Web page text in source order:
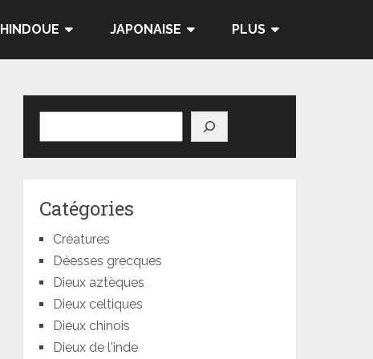
HINDOUE JAPONAISE PLUS
Catégories
Créatures
Déesses grecques
Dieux aztèques
Dieux celtiques
Dieux chinois
Dieux de l'inde